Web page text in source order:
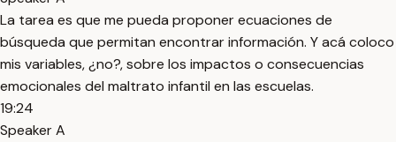
La tarea es que me pueda proponer ecuaciones de
búsqueda que permitan encontrar información. Y acá coloco
mis variables, ¿no?, sobre los impactos o consecuencias
emocionales del maltrato infantil en las escuelas.
19:24
Speaker A